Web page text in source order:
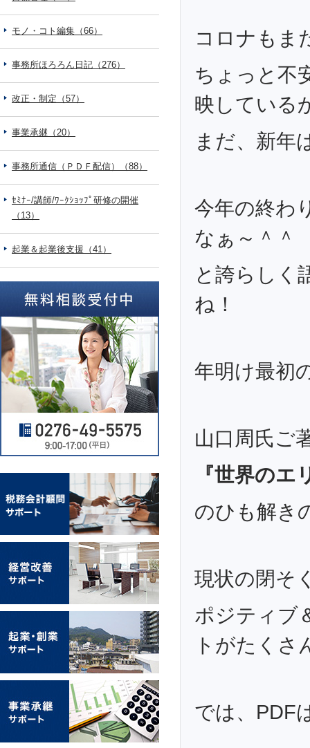
コロナもま
ちょっと不
映している
まだ、新年
今年の終
なぁ～＾＾
と誇らしく
ね！
年明け最初
山口周氏ご
『世界の
のひも解き
現状の閉そ
ポジティブ
トがたくさ
では、PDF
モノ・コト編集（66）
事務所ほろろん日記（276）
改正・制定（57）
事業承継（20）
事務所通信（ＰＤＦ配信）（88）
ｾﾐﾅｰ/講師/ﾜｰｸｼｮｯﾌﾟ研修の開催
（13）
起業＆起業後支援（41）